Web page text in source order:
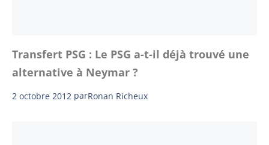
Transfert PSG : Le PSG a-t-il déjà trouvé une
alternative à Neymar ?
2 octobre 2012 parRonan Richeux